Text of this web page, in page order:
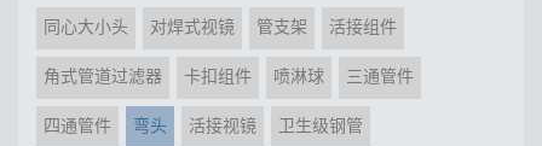
同心大小头 对焊式视镜 管支架 活接组件
角式管道过滤器 卡扣组件 喷淋球 三通管件
四通管件 弯头 活接视镜 卫生级钢管